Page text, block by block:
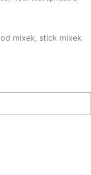
mixek, stick mixek